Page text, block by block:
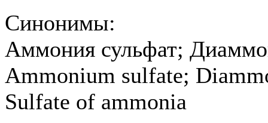
Синонимы:
Аммония сульфат;
Ammonium sulfate;
Sulfate of ammonia